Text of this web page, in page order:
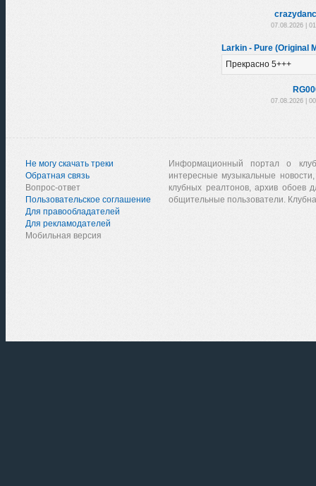
07.08.2026 |
Larkin - Pure (Original
Прекрасно 5+++
07.08.2026 |
Не могу скачать треки
Обратная связь
Вопрос-ответ
Пользовательское соглашение
Для правообладателей
Для рекламодателей
Мобильная версия
Информационный портал о
интересные музыкальные
клубных реалтонов, архив обоев
общительные пользователи.